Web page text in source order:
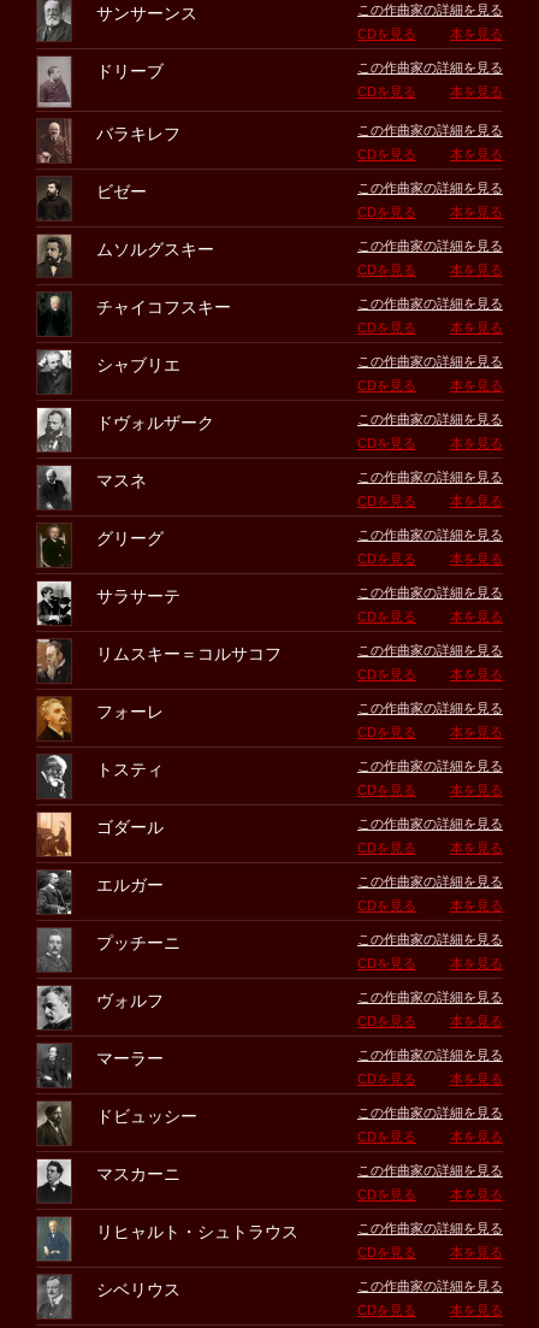
サンサーンス
この作曲家の詳細を見る
CDを見る
本を見る
ドリーブ
この作曲家の詳細を見る
CDを見る
本を見る
バラキレフ
この作曲家の詳細を見る
CDを見る
本を見る
ビゼー
この作曲家の詳細を見る
CDを見る
本を見る
ムソルグスキー
この作曲家の詳細を見る
CDを見る
本を見る
チャイコフスキー
この作曲家の詳細を見る
CDを見る
本を見る
シャブリエ
この作曲家の詳細を見る
CDを見る
本を見る
ドヴォルザーク
この作曲家の詳細を見る
CDを見る
本を見る
マスネ
この作曲家の詳細を見る
CDを見る
本を見る
グリーグ
この作曲家の詳細を見る
CDを見る
本を見る
サラサーテ
この作曲家の詳細を見る
CDを見る
本を見る
リムスキー＝コルサコフ
この作曲家の詳細を見る
CDを見る
本を見る
フォーレ
この作曲家の詳細を見る
CDを見る
本を見る
トスティ
この作曲家の詳細を見る
CDを見る
本を見る
ゴダール
この作曲家の詳細を見る
CDを見る
本を見る
エルガー
この作曲家の詳細を見る
CDを見る
本を見る
プッチーニ
この作曲家の詳細を見る
CDを見る
本を見る
ヴォルフ
この作曲家の詳細を見る
CDを見る
本を見る
マーラー
この作曲家の詳細を見る
CDを見る
本を見る
ドビュッシー
この作曲家の詳細を見る
CDを見る
本を見る
マスカーニ
この作曲家の詳細を見る
CDを見る
本を見る
リヒャルト・シュトラウス
この作曲家の詳細を見る
CDを見る
本を見る
シベリウス
この作曲家の詳細を見る
CDを見る
本を見る